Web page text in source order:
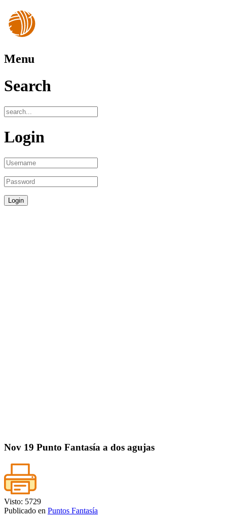
Menu
Search
Login
Nov 19 Punto Fantasía a dos agujas
Visto: 5729
Publicado en Puntos Fantasía